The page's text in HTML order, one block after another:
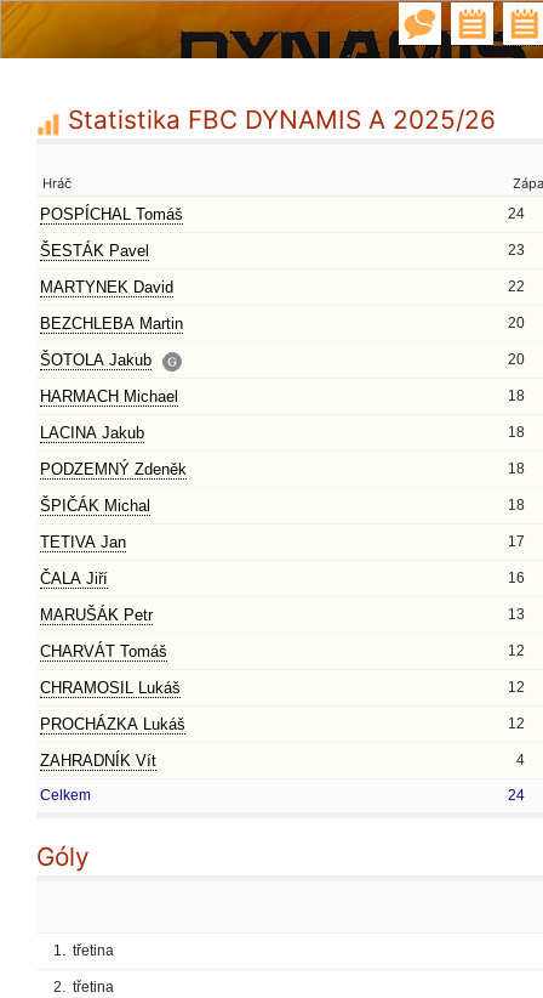
Statistika FBC DYNAMIS A 2025/26
Hráč
POSPÍCHAL Tomáš 24
ŠESTÁK Pavel 23
MARTYNEK David 22
BEZCHLEBA Martin 20
ŠOTOLA Jakub 20
HARMACH Michael 18
LACINA Jakub 18
PODZEMNÝ Zdeněk 18
ŠPIČÁK Michal 18
TETIVA Jan 17
ČALA Jiří 16
MARUŠÁK Petr 13
CHARVÁT Tomáš 12
CHRAMOSIL Lukáš 12
PROCHÁZKA Lukáš 12
ZAHRADNÍK Vít 4
Celkem 24
Góly
1. třetina
2. třetina